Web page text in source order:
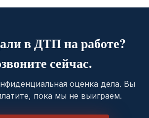
в ДТП на работе?
сейчас.
оценка дела. Вы
пока мы не выиграем.